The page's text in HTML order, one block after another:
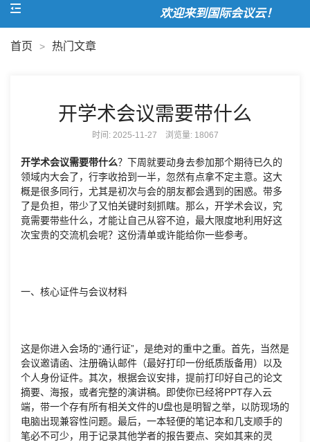
欢迎来到国际会议云！
首页 > 热门文章
开学术会议需要带什么
时间: 2025-11-27 浏览量: 18067
开学术会议需要带什么？下周就要动身去参加那个期待已久的
领域内大会了，行李收拾到一半，忽然有点拿不定主意。这大
概是很多同行，尤其是初次与会的朋友都会遇到的困惑。带多
了是负担，带少了又怕关键时刻抓瞎。那么，开学术会议，究
竟需要带些什么，才能让自己从容不迫，最大限度地利用好这
次宝贵的交流机会呢？这份清单或许能给你一些参考。
一、核心证件与会议材料
这是你进入会场的“通行证”，是绝对的重中之重。首先，当然是
会议邀请函、注册确认邮件（最好打印一份纸质版备用）以及
个人身份证件。其次，根据会议安排，提前打印好自己的论文
摘要、海报，或者完整的演讲稿。即使你已经将PPT存入云
端，带一个存有所有相关文件的U盘也是明智之举，以防现场的
电脑出现兼容性问题。最后，一本轻便的笔记本和几支顺手的
笔必不可少，用于记录其他学者的报告要点、突如其来的灵